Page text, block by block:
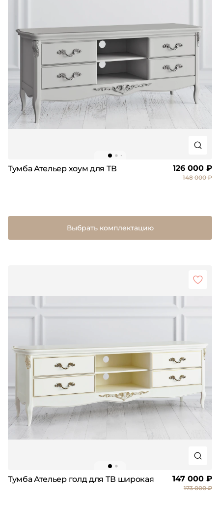
Тумба Ательер хоум для ТВ 126 000 ₽
148 000 ₽
Выбрать комплектацию
Тумба Ательер голд для ТВ широкая 147 000 ₽
173 000 ₽